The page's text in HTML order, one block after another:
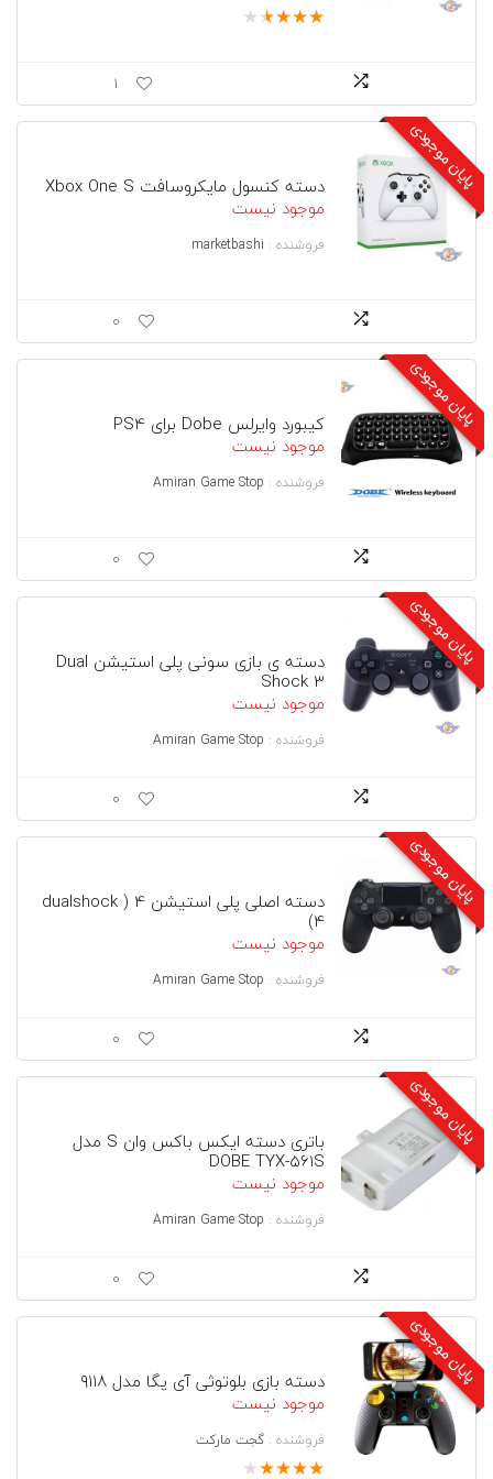
★
★
★
★
★
1
پایان موجودی دسته کنسول مایکروسافت Xbox One S
موجود نیست
فروشنده : marketbashi
0
پایان موجودی کیبورد وایرلس Dobe برای PS4
موجود نیست
فروشنده : Amiran Game Stop
0
پایان موجودی دسته ی بازی سونی پلی استیشن Dual
Shock 3
موجود نیست
فروشنده : Amiran Game Stop
0
پایان موجودی دسته اصلی پلی استیشن 4 ( dualshock
4)
موجود نیست
فروشنده : Amiran Game Stop
0
پایان موجودی باتری دسته ایکس باکس وان S مدل
DOBE TYX-561S
موجود نیست
فروشنده : Amiran Game Stop
0
پایان موجودی دسته بازي بلوتوثى آى پگا مدل ٩١١٨
موجود نیست
فروشنده : گجت ماركت
★
★
★
★
★